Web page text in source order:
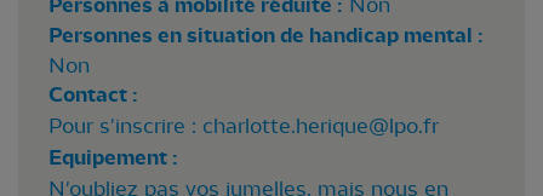
Personnes en situation de handicap mental :
Non
Contact :
Pour s'inscrire : charlotte.herique@lpo.fr
Equipement :
N'oubliez pas vos jumelles, mais nous en